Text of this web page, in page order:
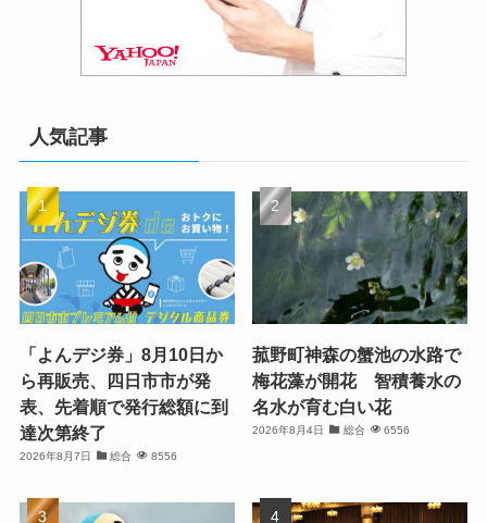
人気記事
「よんデジ券」8月10日か
ら再販売、四日市市が発
表、先着順で発行総額に到
達次第終了
2026年8月7日 総合 8556
菰野町神森の蟹池の水路で
梅花藻が開花 智積養水の
名水が育む白い花
2026年8月4日 総合 6556